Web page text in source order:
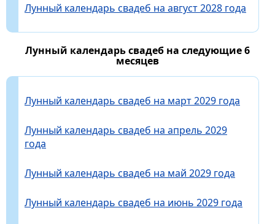
Лунный календарь свадеб на август 2028 года
Лунный календарь свадеб на следующие 6
месяцев
Лунный календарь свадеб на март 2029 года
Лунный календарь свадеб на апрель 2029
года
Лунный календарь свадеб на май 2029 года
Лунный календарь свадеб на июнь 2029 года